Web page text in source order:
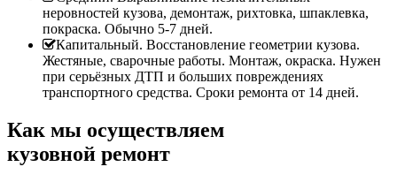
неровностей кузова, демонтаж, рихтовка, шпаклевка,
покраска. Обычно 5-7 дней.
Капитальный. Восстановление геометрии кузова.
Жестяные, сварочные работы. Монтаж, окраска. Нужен
при серьёзных ДТП и больших повреждениях
транспортного средства. Сроки ремонта от 14 дней.
Как мы осуществляем
кузовной ремонт